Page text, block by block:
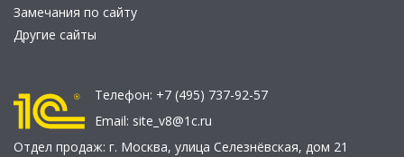
Замечания по сайту
Другие сайты
Телефон: +7 (495) 737-92-57
Email: site_v8@1c.ru
Отдел продаж: г. Москва, улица Селезнёвская, дом 21